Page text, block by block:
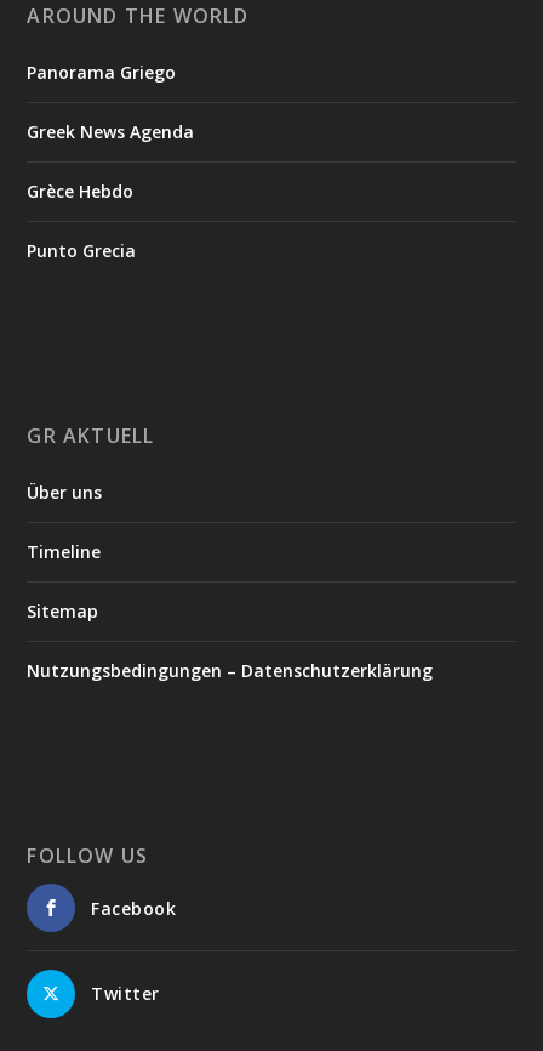
AROUND THE WORLD
Panorama Griego
Greek News Agenda
Grèce Hebdo
Punto Grecia
GR AKTUELL
Über uns
Timeline
Sitemap
Nutzungsbedingungen – Datenschutzerklärung
FOLLOW US
Facebook
Twitter